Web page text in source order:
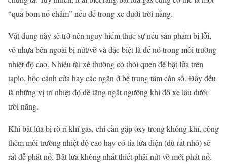
“quả bom nổ chậm” nếu để trong xe dưới trời nắng.
Vật dụng này sẽ trở nên nguy hiểm thực sự nếu sản phẩm bị lỗi,
vỏ nhựa bên ngoài bị nứt/vỡ và đặc biệt là để nó trong môi trường
nhiệt độ cao. Nhiều tài xế thường có thói quen để bật lửa trên
taplo, hộc cánh cửa hay các ngăn ở bệ trung tâm cần số. Đây đều
là những vị trí nhiệt độ dễ tăng ngất ngưỡng khi đỗ xe lâu dưới
trời nắng.
Khi bật lửa bị rò rỉ khí gas, chỉ cần gặp oxy trong không khí, cộng
thêm môi trường nhiệt độ cao hay có tia lửa điện (dù rất nhỏ) sẽ
rất dễ phát nổ. Bật lửa không nhất thiết phải nứt vỡ mới phát nổ.